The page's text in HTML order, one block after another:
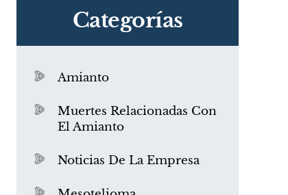
Categorías
Amianto
Muertes Relacionadas Con
El Amianto
Noticias De La Empresa